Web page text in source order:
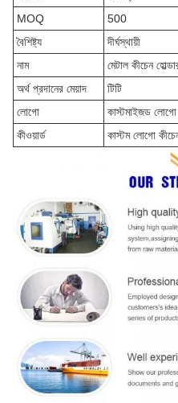
MOQ
500
বৈশিষ্ট্য
দীর্ঘস্থায়ী
নাম
মেটাল কীচেন
অর্থ প্রদানের মেয়াদ
টিটি
লোগো
কাস্টমাইজড লোগো
কীওয়ার্ড
কাস্টম লোগো